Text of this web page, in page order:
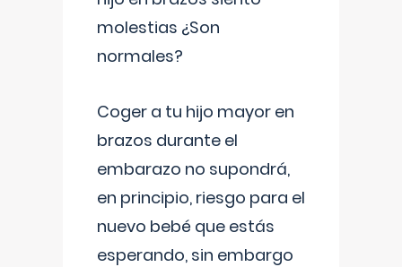
molestias ¿Son
normales?
Coger a tu hijo mayor en
brazos durante el
embarazo no supondrá,
en principio, riesgo para el
nuevo bebé que estás
esperando, sin embargo